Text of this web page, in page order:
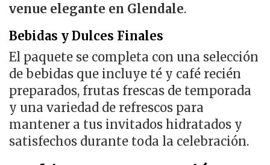
venue elegante en Glendale.
Bebidas y Dulces Finales
El paquete se completa con una selección
de bebidas que incluye té y café recién
preparados, frutas frescas de temporada
y una variedad de refrescos para
mantener a tus invitados hidratados y
satisfechos durante toda la celebración.